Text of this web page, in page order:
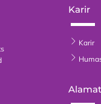
Karir
Karir
Alamat